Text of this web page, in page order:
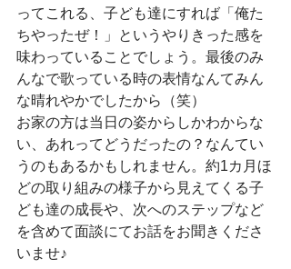
ってこれる、子ども達にすれば「俺た
ちやったぜ！」というやりきった感を
味わっていることでしょう。最後のみ
んなで歌っている時の表情なんてみん
な晴れやかでしたから（笑）
お家の方は当日の姿からしかわからな
い、あれってどうだったの？なんてい
うのもあるかもしれません。約1カ月ほ
どの取り組みの様子から見えてくる子
ども達の成長や、次へのステップなど
を含めて面談にてお話をお聞きくださ
いませ♪